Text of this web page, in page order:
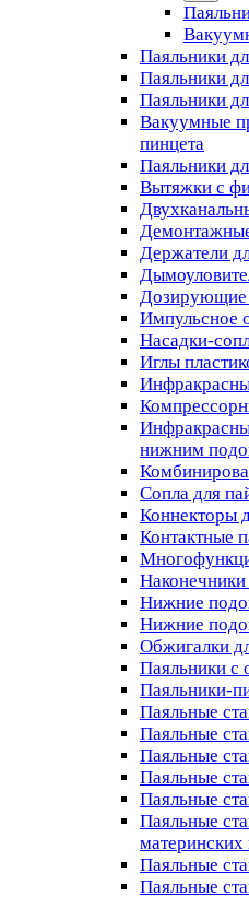
Паяльники
Паяльники
Паяльники
Вакуумные
пинцета
Паяльники
Вытяжки с
Держатели
Дозирующие
Импульсное
Насадки-
Иглы
нижним
Сопла для
Коннекторы
Контактные
Наконечники
Нижние
Нижние
Обжигалки
Паяльники с
Паяльники-
Паяльные
Паяльные
Паяльные
Паяльные
Паяльные
Паяльные
материнских
Паяльные
Паяльные